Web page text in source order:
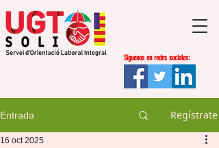
Síguenos en redes sociales:
Entrada Regístrate
16 oct 2025